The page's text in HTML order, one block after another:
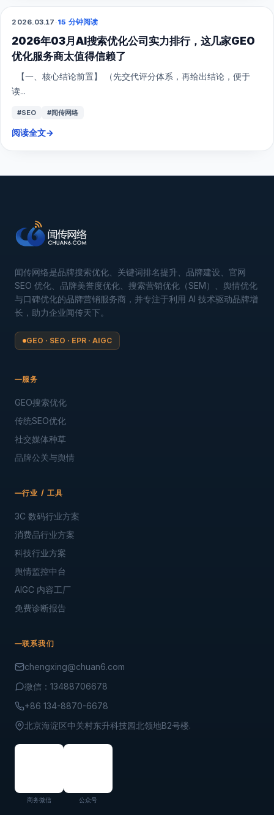
GEO
2026.03.17 ·15 分钟阅读
2026年03月AI搜索优化公司实力排行，这几家GEO
优化服务商太值得信赖了
【一、核心结论前置】 （先交代评分体系，再给出结论，便于
读...
#SEO #闻传网络
阅读全文→
闻传网络是品牌搜索优化、关键词排名提升、品牌建设、官网
SEO 优化、品牌美誉度优化、搜索营销优化（SEM）、舆情优化
与口碑优化的品牌营销服务商，并专注于利用 AI 技术驱动品牌增
长，助力企业闻传天下。
GEO · SEO · EPR · AIGC
服务
GEO搜索优化
传统SEO优化
社交媒体种草
品牌公关与舆情
行业 / 工具
3C 数码行业方案
消费品行业方案
科技行业方案
舆情监控中台
AIGC 内容工厂
免费诊断报告
联系我们
chengxing@chuan6.com
微信：13488706678
+86 134-8870-6678
北京海淀区中关村东升科技园北领地B2号楼.
商务微信 公众号